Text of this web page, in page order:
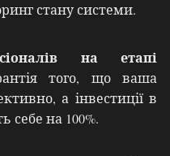
стану системи.
на етапі
того, що ваша
а інвестиції в
себе на 100%.